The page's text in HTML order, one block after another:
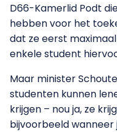
D66-Kamerlid Podt
hebben voor het
dat ze eerst
enkele student
Maar minister
studenten kunnen
krijgen – nou ja, ze
bijvoorbeeld wanneer